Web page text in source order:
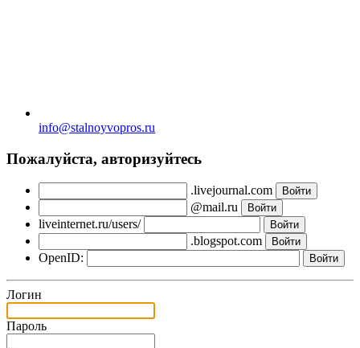
info@stalnoyvopros.ru
Пожалуйста, авторизуйтесь
.livejournal.com
@mail.ru
liveinternet.ru/users/
.blogspot.com
OpenID:
Логин
Пароль